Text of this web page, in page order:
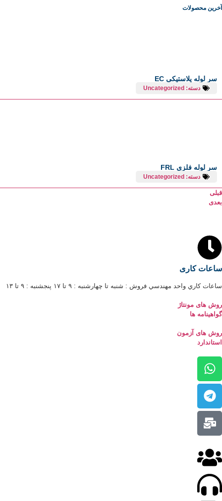
آخرین محصولات
سر لوله پلاستیکی EC
دسته: Uncategorized
سر لوله فلزی FRL
دسته: Uncategorized
قبلی
بعدی
ساعات کاری
ساعات كاري واحد مهندسي فروش : شنبه تا چهارشنبه : ٩ تا ١٧ پنجشنبه : ٩ تا ١٣
روش های مونتاژ
گواهینامه ها
روش های آزمون
استاندارد